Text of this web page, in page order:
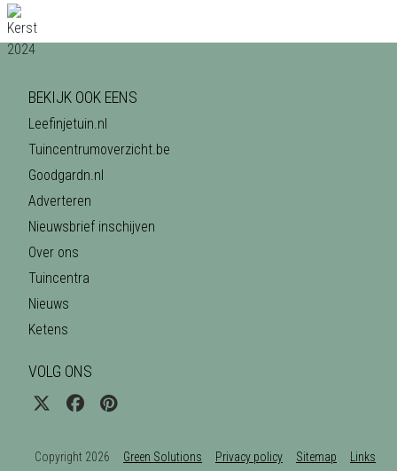
BEKIJK OOK EENS
Leefinjetuin.nl
Tuincentrumoverzicht.be
Goodgardn.nl
Adverteren
Nieuwsbrief inschijven
Over ons
Tuincentra
Nieuws
Ketens
VOLG ONS
Copyright 2026 Green Solutions Privacy policy Sitemap Links